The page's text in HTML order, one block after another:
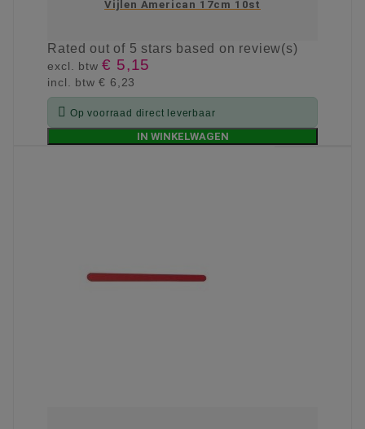
Vijlen American 17cm 10st
Ratedout of 5 stars based on review(s)
excl. btw€ 5,15
incl. btw€ 6,23
 Op voorraad direct leverbaar
IN WINKELWAGEN